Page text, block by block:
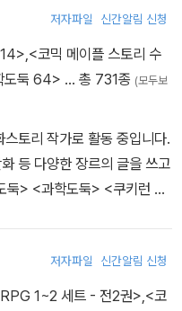
저자파일 신간알림 신청
,<코믹 메이플 스토리 수
도둑 64> … 총 731종 (모두보
토리 작가로 활동 중입니다.
등 다양한 장르의 글을 쓰고
둑> <과학도둑> <쿠키런 어
저자파일 신간알림 신청
1~2 세트 - 전2권>,<코